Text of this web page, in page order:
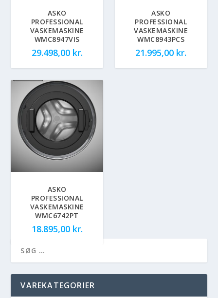
ASKO
PROFESSIONAL
VASKEMASKINE
WMC8947VIS
29.498,00 kr.
ASKO
PROFESSIONAL
VASKEMASKINE
WMC8943PCS
21.995,00 kr.
ASKO
PROFESSIONAL
VASKEMASKINE
WMC6742PT
18.895,00 kr.
VAREKATEGORIER